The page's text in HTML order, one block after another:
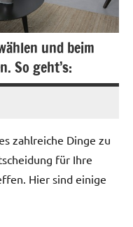
und beim
So geht’s:
zahlreiche Dinge zu
für Ihre
Hier sind einige